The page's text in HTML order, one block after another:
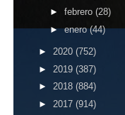
► febrero (28)
►enero(44)
► 2020 (752)
► 2019 (387)
► 2018 (884)
► 2017 (914)